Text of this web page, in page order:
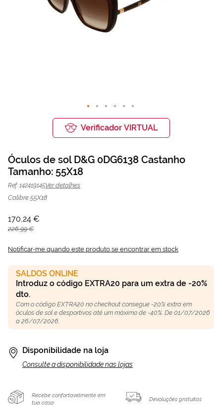
Óculos de sol D&G 0DG6138
Castanho | Mais Optica
Galeria
de
imagens
Verificador VIRTUAL
Óculos de sol D&G 0DG6138 Castanho
Tamanho: 55X18
Ref: 142419145Ver detalhes
Calibre 55X18
170,24 €
226,99 €
Notificar-me quando este produto se encontrar em stock
SALDOS ONLINE
Introduz o código EXTRA20 para um extra de -20%
dto.
Com o código EXTRA20 no checkout consegue -20% extra em
óculos de sol e desportivos até um máximo de -40%. De 01/07/2026
a 26/07/2026.
Disponibilidade na loja
Consulte a disponibilidade nas lojas
Recebe confortavelmente em
tua casa
Devoluções gratuitas